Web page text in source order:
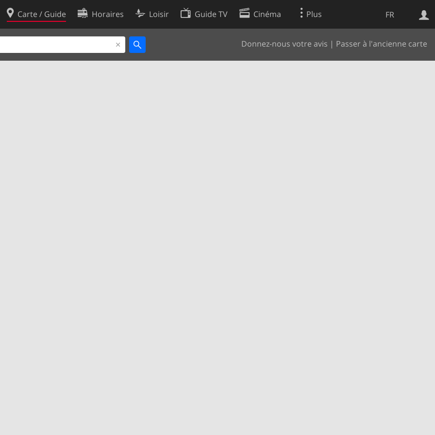
FR
Carte / Guide Horaires Loisir Guide TV Cinéma Plus
Donnez-nous votre avis | Passer à l'ancienne carte
Web
Politique en matière de cookies
Préférences de cookies